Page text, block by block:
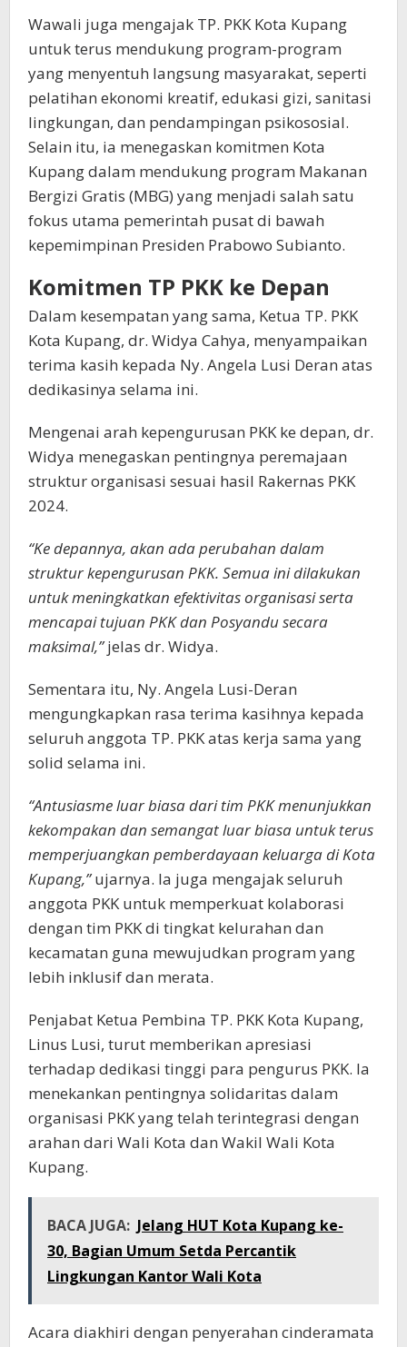
Wawali juga mengajak TP. PKK Kota Kupang
untuk terus mendukung program-program
yang menyentuh langsung masyarakat, seperti
pelatihan ekonomi kreatif, edukasi gizi, sanitasi
lingkungan, dan pendampingan psikososial.
Selain itu, ia menegaskan komitmen Kota
Kupang dalam mendukung program Makanan
Bergizi Gratis (MBG) yang menjadi salah satu
fokus utama pemerintah pusat di bawah
kepemimpinan Presiden Prabowo Subianto.
Komitmen TP PKK ke Depan
Dalam kesempatan yang sama, Ketua TP. PKK
Kota Kupang, dr. Widya Cahya, menyampaikan
terima kasih kepada Ny. Angela Lusi Deran atas
dedikasinya selama ini.
Mengenai arah kepengurusan PKK ke depan, dr.
Widya menegaskan pentingnya peremajaan
struktur organisasi sesuai hasil Rakernas PKK
2024.
“Ke depannya, akan ada perubahan dalam
struktur kepengurusan PKK. Semua ini dilakukan
untuk meningkatkan efektivitas organisasi serta
mencapai tujuan PKK dan Posyandu secara
maksimal,”jelas dr. Widya.
Sementara itu, Ny. Angela Lusi-Deran
mengungkapkan rasa terima kasihnya kepada
seluruh anggota TP. PKK atas kerja sama yang
solid selama ini.
“Antusiasme luar biasa dari tim PKK menunjukkan
kekompakan dan semangat luar biasa untuk terus
memperjuangkan pemberdayaan keluarga di Kota
Kupang,”ujarnya. Ia juga mengajak seluruh
anggota PKK untuk memperkuat kolaborasi
dengan tim PKK di tingkat kelurahan dan
kecamatan guna mewujudkan program yang
lebih inklusif dan merata.
Penjabat Ketua Pembina TP. PKK Kota Kupang,
Linus Lusi, turut memberikan apresiasi
terhadap dedikasi tinggi para pengurus PKK. Ia
menekankan pentingnya solidaritas dalam
organisasi PKK yang telah terintegrasi dengan
arahan dari Wali Kota dan Wakil Wali Kota
Kupang.
BACA JUGA: Jelang HUT Kota Kupang ke-
30, Bagian Umum Setda Percantik
Lingkungan Kantor Wali Kota
Acara diakhiri dengan penyerahan cinderamata